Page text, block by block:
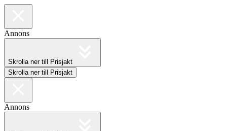
Annons
Skrolla ner till Prisjakt
Skrolla ner till Prisjakt
Annons